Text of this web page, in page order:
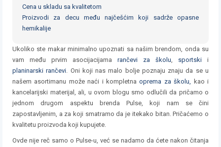
Cena u skladu sa kvalitetom
Proizvodi za decu među najčešćim koji sadrže opasne
hemikalije
Ukoliko ste makar minimalno upoznati sa našim brendom, onda su
vam među prvim asocijacijama rančevi za školu, sportski i
planinarski rančevi. Oni koji nas malo bolje poznaju znaju da se u
našem asortimanu može naći i kompletnaoprema za školu, kao i
kancelarijski materijal, ali, u ovom blogu smo odlučili da pričamo o
jednom drugom aspektu brenda Pulse, koji nam se čini
zapostavljenim, a za koji smatramo da je itekako bitan. Pričaćemo o
kvalitetu proizvoda koji kupujete.
Ovde nije reč samo o Pulse-u, već se nadamo da ćete nakon čitanja